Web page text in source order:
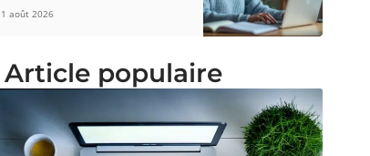
1 août 2026
Article populaire